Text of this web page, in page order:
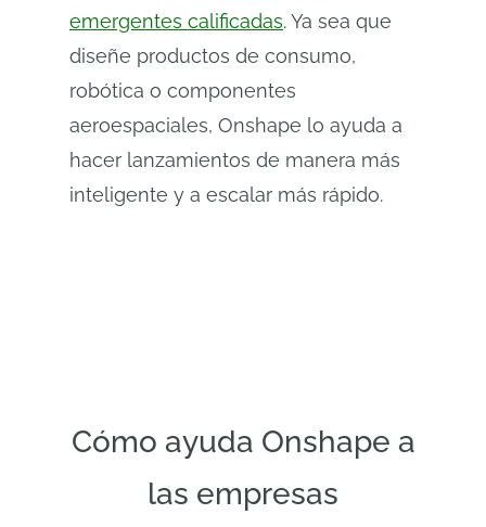
emergentes calificadas. Ya sea que
diseñe productos de consumo,
robótica o componentes
aeroespaciales, Onshape lo ayuda a
hacer lanzamientos de manera más
inteligente y a escalar más rápido.
Cómo ayuda Onshape a
las empresas